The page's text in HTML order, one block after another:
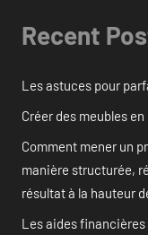
Recent
Les astuces pour
Créer des meubles
Comment mener un
manière structurée,
résultat à la hauteur
Les aides